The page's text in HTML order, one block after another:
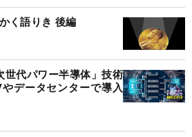
く語りき 後編
世代パワー半導体」技術
データセンターで導入